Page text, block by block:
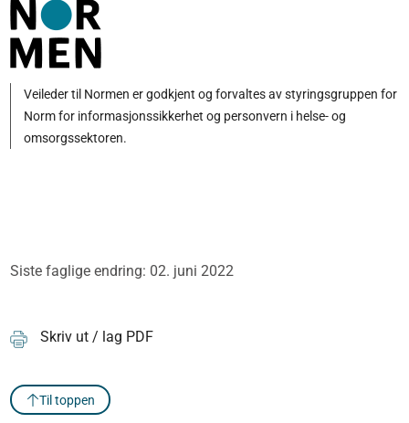
Veileder til Normen er godkjent og forvaltes av styringsgruppen for
Norm for informasjonssikkerhet og personvern i helse- og
omsorgssektoren.
Siste faglige endring: 02. juni 2022
Skriv ut / lag PDF
Til toppen